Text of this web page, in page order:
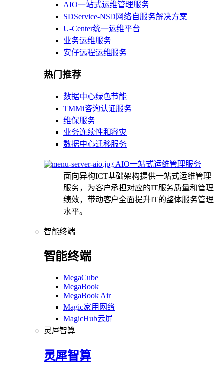
AIO一站式运维管理服务
SDService-NSD网络自服务解决方案
U-Center统一运维平台
业务运维服务
安仔远程运维服务
热门推荐
数据中心绿色节能
TMMi咨询认证服务
维保服务
业务连续性和容灾
数据中心迁移服务
AIO一站式运维管理服务
面向异构ICT基础架构提供一站式运维管理
服务，为客户承担对应的IT服务质量和管理
绩效，带动客户全面提升IT的整体服务管理
水平。
智能终端
智能终端
MegaCube
MegaBook
MegaBook Air
Magic家用网络
MagicHub云屏
灵犀智算
灵犀智算